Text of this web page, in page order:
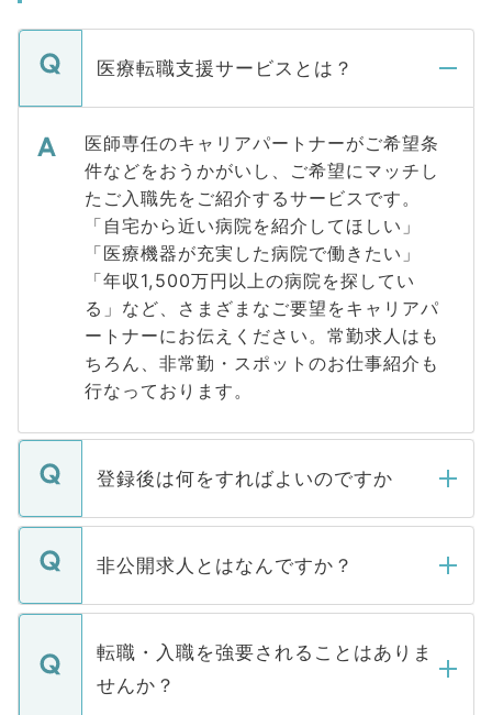
医療転職支援サービスとは？
医師専任のキャリアパートナーがご希望条
件などをおうかがいし、ご希望にマッチし
たご入職先をご紹介するサービスです。
「自宅から近い病院を紹介してほしい」
「医療機器が充実した病院で働きたい」
「年収1,500万円以上の病院を探してい
る」など、さまざまなご要望をキャリアパ
ートナーにお伝えください。常勤求人はも
ちろん、非常勤・スポットのお仕事紹介も
行なっております。
登録後は何をすればよいのですか
ご登録いただきましたら、弊社担当者がご
登録内容を確認し、その後メールもしくは
ます。通常、5営業日以内にはご連絡をせて
いただきますので、しばらくお待ちくださ
非公開求人とはなんですか？
マイナビDOCTORで取り扱っている求人の
うち約3割は、Webサイトからご覧いただ
けない「非公開求人」です。非公開求人は
下記の理由によって、一般には公開してい
転職・入職を強要されることはありま
せんか？